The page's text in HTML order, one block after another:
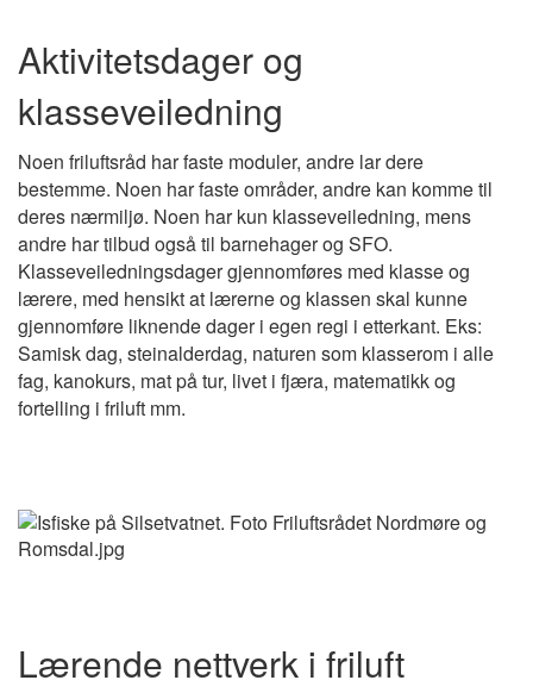
Aktivitetsdager og
klasseveiledning
Noen friluftsråd har faste moduler, andre lar dere
bestemme. Noen har faste områder, andre kan komme til
deres nærmiljø. Noen har kun klasseveiledning, mens
andre har tilbud også til barnehager og SFO.
Klasseveiledningsdager gjennomføres med klasse og
lærere, med hensikt at lærerne og klassen skal kunne
gjennomføre liknende dager i egen regi i etterkant. Eks:
Samisk dag, steinalderdag, naturen som klasserom i alle
fag, kanokurs, mat på tur, livet i fjæra, matematikk og
fortelling i friluft mm.
Lærende nettverk i friluft